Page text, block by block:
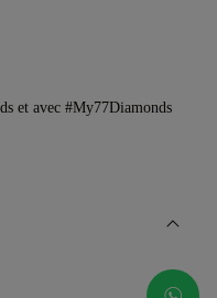
et avec #My77Diamonds